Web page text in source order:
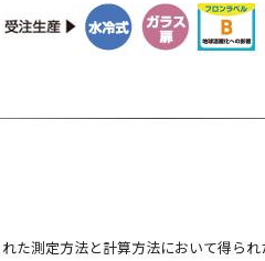
た測定方法と計算方法において得られ